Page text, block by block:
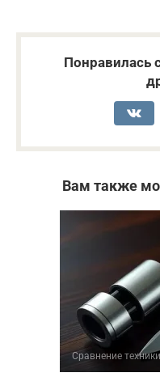
Понравилась
Вам также
Сравнение техники